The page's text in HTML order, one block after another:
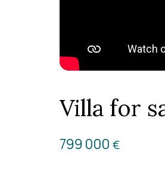
Villa for
799 000 €